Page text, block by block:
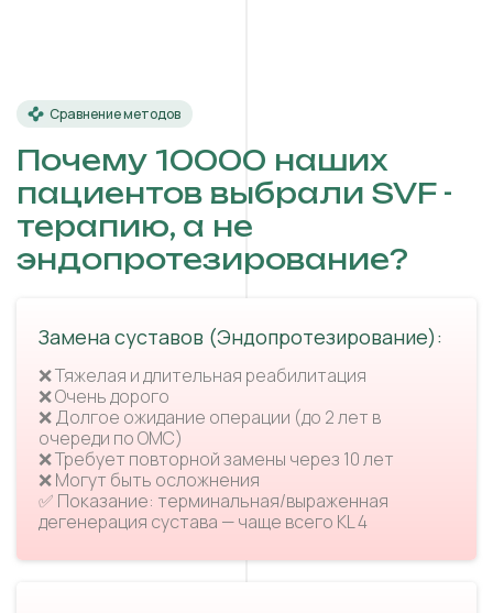
Сравнение методов
Почему 10000 наших
пациентов выбрали SVF -
терапию, а не
эндопротезирование?
Замена суставов (Эндопротезирование):
❌ Тяжелая и длительная реабилитация
❌ Очень дорого
❌ Долгое ожидание операции (до 2 лет в
очереди по ОМС)
❌ Требует повторной замены через 10 лет
❌ Могут быть осложнения
✅ Показание: терминальная/выраженная
дегенерация сустава — чаще всего KL 4